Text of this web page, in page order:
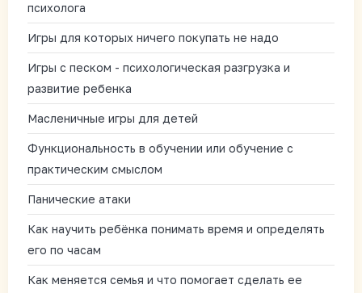
психолога
Игры для которых ничего покупать не надо
Игры с песком - психологическая разгрузка и
развитие ребенка
Масленичные игры для детей
Функциональность в обучении или обучение с
практическим смыслом
Панические атаки
Как научить ребёнка понимать время и определять
его по часам
Как меняется семья и что помогает сделать ее